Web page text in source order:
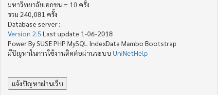
มหาวิทยาลัยเอกชน = 10 ครั้ง
รวม 240,081 ครั้ง
Database server :
Version 2.5 Last update 1-06-2018
Power By SUSE PHP MySQL IndexData Mambo Bootstrap
มีปัญหาในการใช้งานติดต่อผ่านระบบ UniNetHelp